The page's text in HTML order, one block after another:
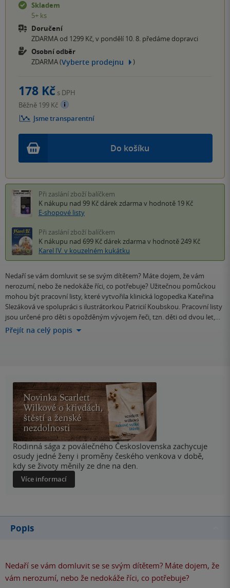
Skladem
5+ ks
Doručení
ZDARMA od 1299 Kč, v pondělí 10. 8. předáme dopravci
Osobní odběr
ZDARMA (Vyberte prodejnu )
Do košíku
178 Kč s DPH
Běžně 199 Kč
Jsme transparentní
Při zaslání zboží balíčkem
K nákupu nad 99 Kč dárek zdarma v hodnotě 19 Kč
E-shopové listy
Při zaslání zboží balíčkem
K nákupu nad 699 Kč dárek zdarma v hodnotě 249 Kč
Karel IV. v kouzelném kukátku
Nedaří se vám domluvit se se svým dítětem? Máte dojem, že vám
nerozumí, nebo že nedokáže říci, co potřebuje? Užitečnou pomůckou
mohou být pracovní listy, které vytvořila klinická logopedka Kateřina
Slezáková ve spolupráci s ilustrátorkou Patricií Koubskou. Pracovní listy
jsou určené pro děti s opožděným vývojem řeči, tzn. děti od dvou let,…
Přejít na celý popis
Rodinná sága z poválečného Československa zachycuje
osudy jedné ženy i proměny českého venkova v době,
kdy se životy měnily ze dne na den.
Více informací
Popis
Nedaří se vám domluvit se se svým dítětem? Máte dojem, že
vám nerozumí, nebo že nedokáže říci, co potřebuje?